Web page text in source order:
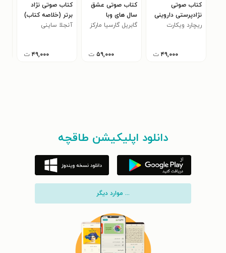
کتاب صوتی
نژادپرستی داروینی
(خلاصه کتاب)
ریچارد ویکارت
۴۹,۰۰۰ ت
کتاب صوتی عشق
سال های وبا
(خلاصه کتاب)
گابریل گارسیا مارکز
۵۹,۰۰۰ ت
کتاب صوتی نژاد
برتر (خلاصه کتاب)
آنجلا ساینی
۴۹,۰۰۰ ت
دانلود اپلیکیشن طاقچه
... موارد دیگر